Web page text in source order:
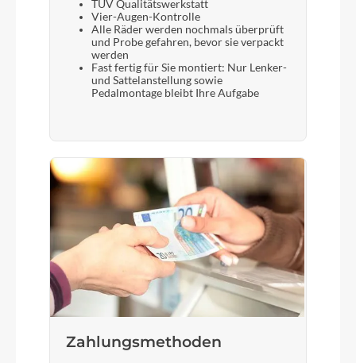
TÜV Qualitätswerkstatt
Vier-Augen-Kontrolle
Alle Räder werden nochmals überprüft
und Probe gefahren, bevor sie verpackt
werden
Fast fertig für Sie montiert: Nur Lenker-
und Sattelanstellung sowie
Pedalmontage bleibt Ihre Aufgabe
Zahlungsmethoden